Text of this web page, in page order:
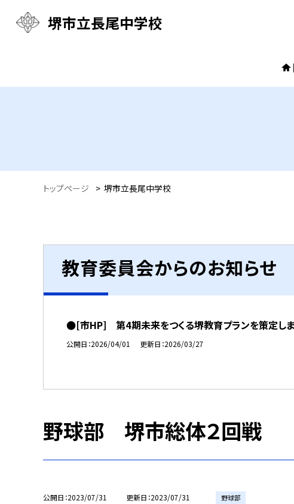
堺市立長尾中学校
トップページ > 堺市立長尾中学校
教育委員会からのお知らせ
●[市HP] 第4期未来をつくる堺教育プランを策定し
公開日 2026/04/01 更新日 2026/03/27
野球部 堺市総体２回戦
公開日 2023/07/31 更新日 2023/07/31 野球部